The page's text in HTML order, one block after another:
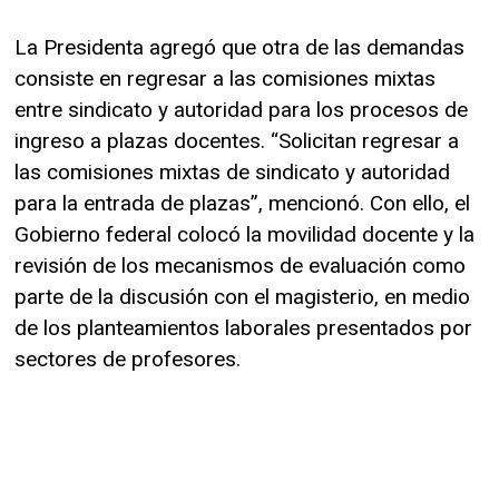
La Presidenta agregó que otra de las demandas
consiste en regresar a las comisiones mixtas
entre sindicato y autoridad para los procesos de
ingreso a plazas docentes. “Solicitan regresar a
las comisiones mixtas de sindicato y autoridad
para la entrada de plazas”, mencionó. Con ello, el
Gobierno federal colocó la movilidad docente y la
revisión de los mecanismos de evaluación como
parte de la discusión con el magisterio, en medio
de los planteamientos laborales presentados por
sectores de profesores.